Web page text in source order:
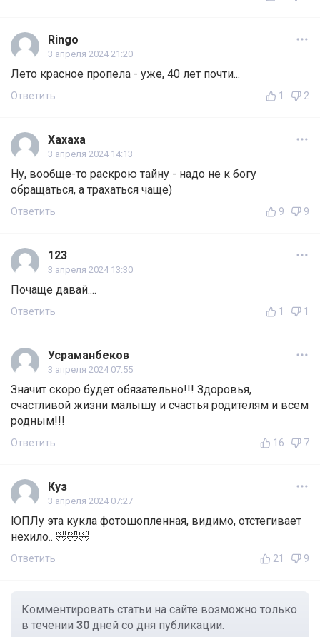
Ringo
3 апреля 2024 21:20
Лето красное пропела - уже, 40 лет почти...
Ответить 1 2
Xaxaxa
3 апреля 2024 14:13
Ну, вообще-то раскрою тайну - надо не к богу
обращаться, а траxаться чаще)
Ответить 9 9
123
3 апреля 2024 13:30
Почаще давай....
Ответить 1 1
Усраманбеков
3 апреля 2024 07:55
Значит скоро будет обязательно!!! Здоровья,
счастливой жизни малышу и счастья родителям и всем
родным!!!
Ответить 16 7
Куз
3 апреля 2024 07:27
ЮПЛу эта кукла фотошопленная, видимо, отстегивает
нехило.. 🤣🤣🤣
Ответить 21 9
Комментировать статьи на сайте возможно только
в течении 30 дней со дня публикации.